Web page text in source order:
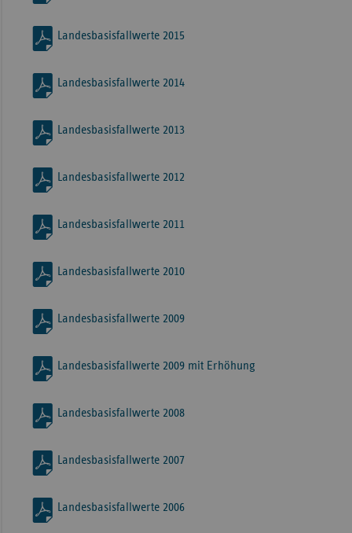
Landesbasisfallwerte 2015
Landesbasisfallwerte 2014
Landesbasisfallwerte 2013
Landesbasisfallwerte 2012
Landesbasisfallwerte 2011
Landesbasisfallwerte 2010
Landesbasisfallwerte 2009
Landesbasisfallwerte 2009 mit Erhöhung
Landesbasisfallwerte 2008
Landesbasisfallwerte 2007
Landesbasisfallwerte 2006